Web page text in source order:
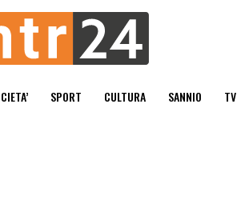
SPORT CULTURA SANNIO TV